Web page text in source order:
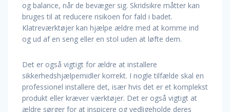
og balance, når de bevæger sig. Skridsikre måtter kan
bruges til at reducere risikoen for fald i badet.
Klatreværktøjer kan hjælpe ældre med at komme ind
og ud af en seng eller en stol uden at løfte dem.
Det er også vigtigt for ældre at installere
sikkerhedshjælpemidler korrekt. I nogle tilfælde skal en
professionel installere det, især hvis det er et komplekst
produkt eller kræver værktøjer. Det er også vigtigt at
ældre sørger for at inspicere og vedligeholde deres